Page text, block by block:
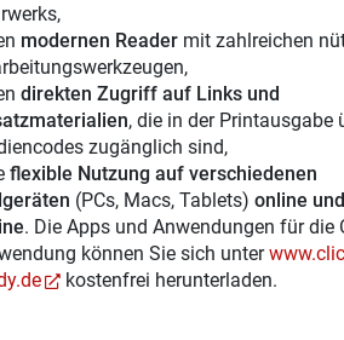
modernen Readermit zahlreichen
direkten Zugriff auf Links und
, die in der Printausgabe
zugänglich sind,
flexible Nutzung auf verschiedenen
(PCs, Macs, Tablets) online
. Die Apps und Anwendungen für die
können Sie sich unter
kostenfrei herunterladen.